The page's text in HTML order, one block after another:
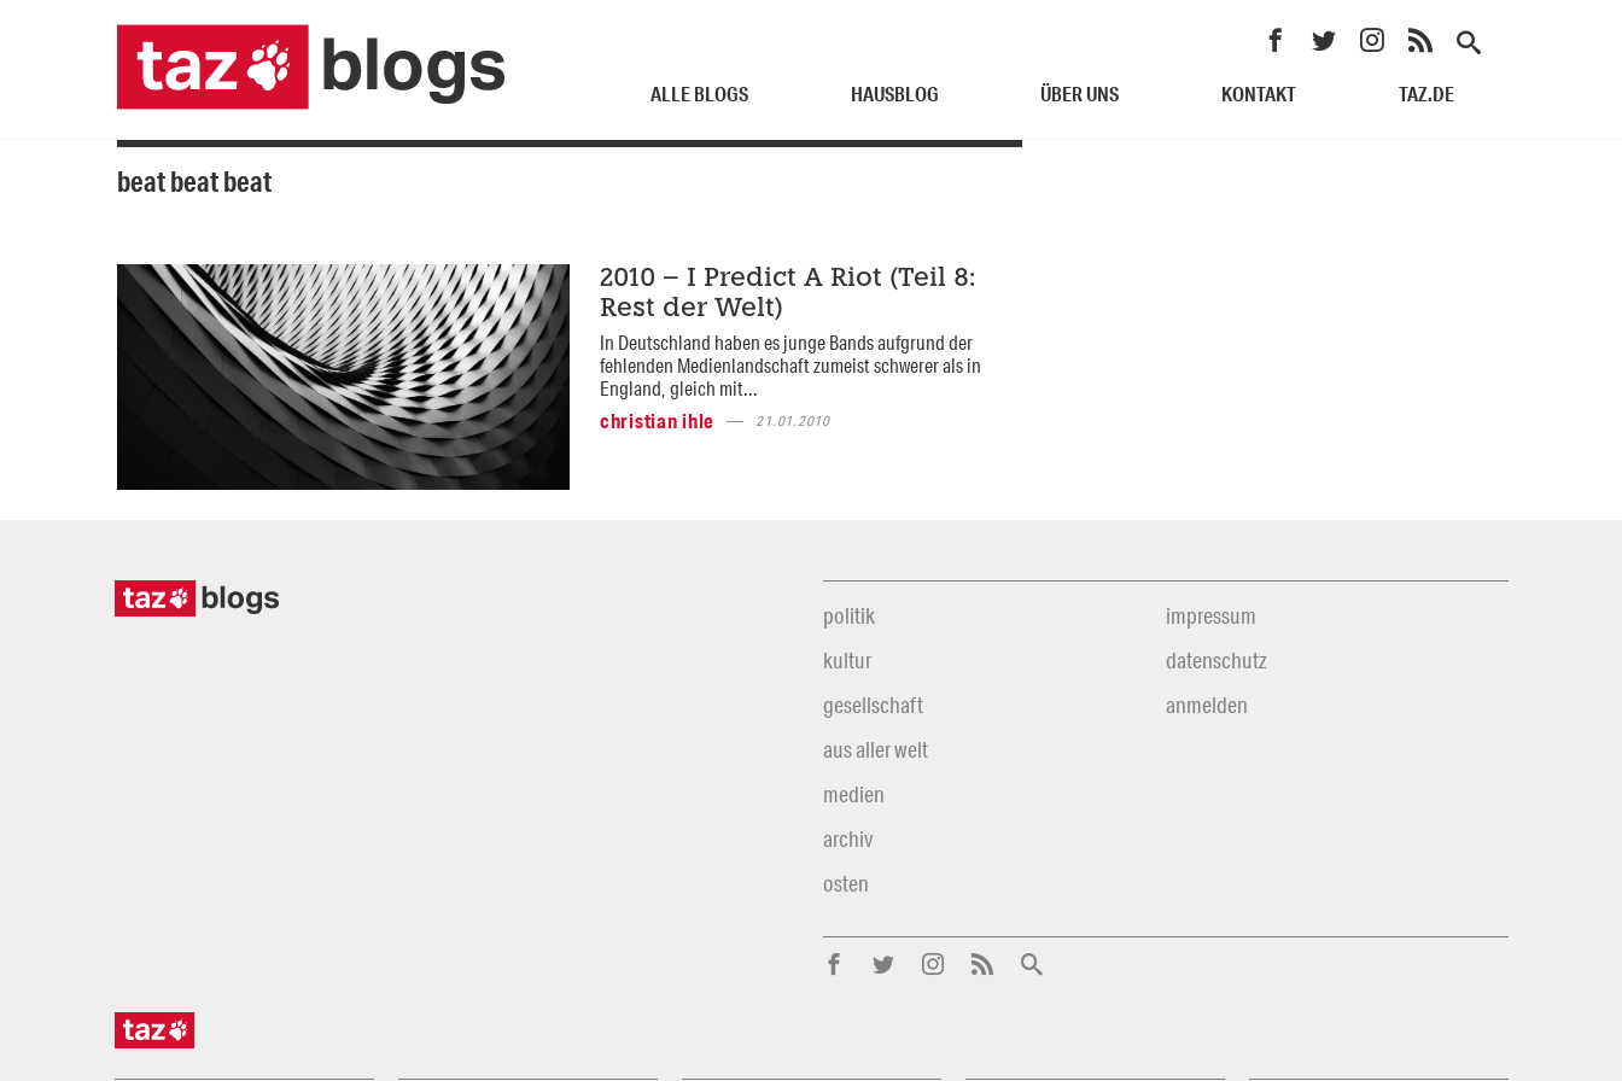
ALLE BLOGS HAUSBLOG ÜBER UNS KONTAKT TAZ.DE
beat beat beat
2010 – I Predict A Riot (Teil 8:
Rest der Welt)
In Deutschland haben es junge Bands aufgrund der
fehlenden Medienlandschaft zumeist schwerer als in
England, gleich mit...
christian ihle
21.01.2010
politik
kultur
gesellschaft
aus aller welt
medien
archiv
osten
impressum
datenschutz
anmelden